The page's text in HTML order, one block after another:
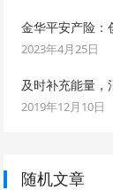
金华平安产险：
2023年4月25日
及时补充能量，
2019年12月10日
随机文章